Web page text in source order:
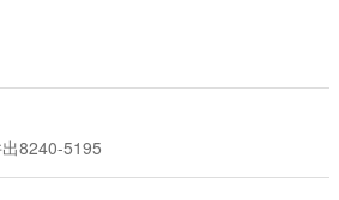
8240-5195